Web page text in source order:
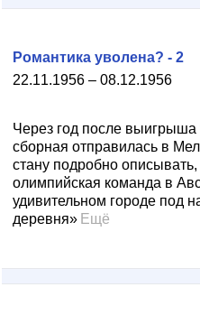
22.11.1956 – 08.12.1956
Романтика уволена? - 2
Через год после
сборная отправилась в
стану подробно описывать,
олимпийская команда в
удивительном городе под
деревня» Ещё